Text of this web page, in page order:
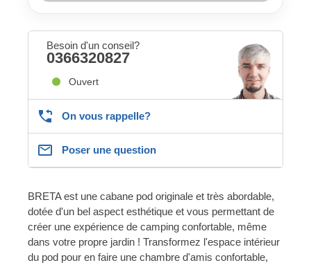
Besoin d'un conseil?
0366320827
Ouvert
On vous rappelle?
Poser une question
BRETA est une cabane pod originale et très abordable,
dotée d'un bel aspect esthétique et vous permettant de
créer une expérience de camping confortable, même
dans votre propre jardin ! Transformez l'espace intérieur
du pod pour en faire une chambre d'amis confortable,